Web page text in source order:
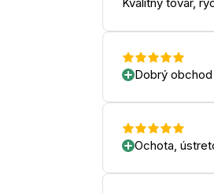
Dobrý
Ochota,